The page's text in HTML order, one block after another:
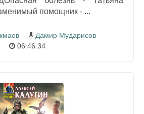
помощник - ...
Дамир Мударисов
06:46:34